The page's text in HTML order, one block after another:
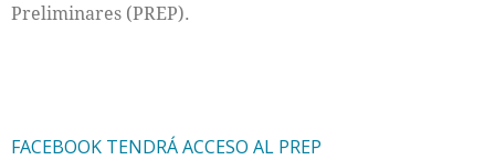
Preliminares (PREP).
FACEBOOK TENDRÁ ACCESO AL PREP